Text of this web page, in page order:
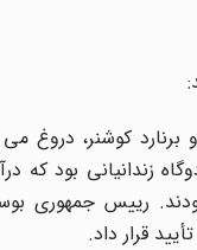
کوشنر، دروغ می
زندانیانی بود که
رییس جمهوری
قرار داد.